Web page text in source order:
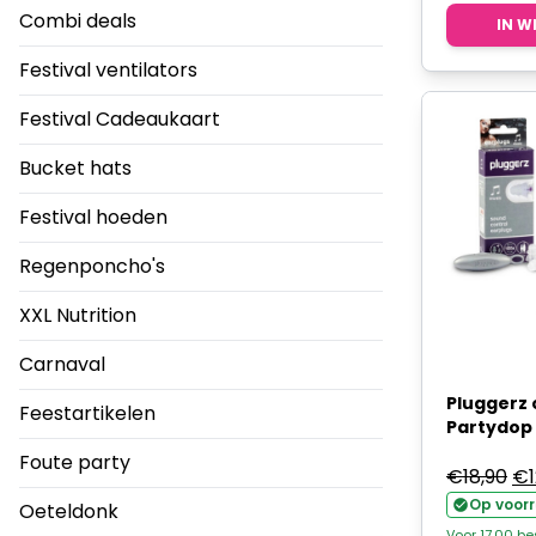
Combi deals
Festival ventilators
Festival Cadeaukaart
Bucket hats
Festival hoeden
Regenponcho's
XXL Nutrition
Carnaval
Feestartikelen
Foute party
Oeteldonk
IN
Pluggerz
€18,90 €
Op